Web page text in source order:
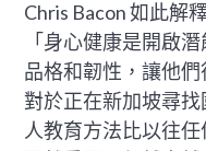
Chris Bacon 如此解
「身心健康是開啟
品格和韌性，讓他們
對於正在新加坡尋
人教育方法比以往